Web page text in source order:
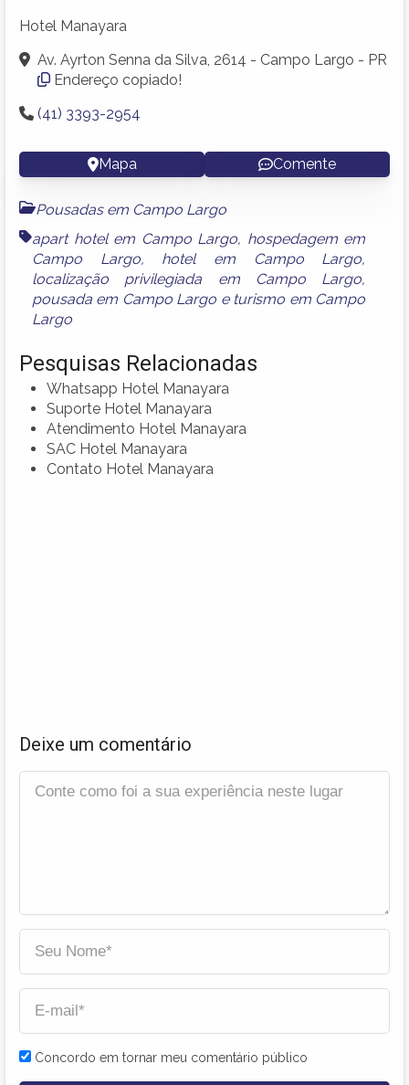
Hotel Manayara
Av. Ayrton Senna da Silva, 2614 - Campo Largo - PR
Endereço copiado!
(41) 3393-2954
Mapa Comente
Pousadas em Campo Largo
apart hotel em Campo Largo, hospedagem em
Campo Largo, hotel em Campo Largo,
localização privilegiada em Campo Largo,
pousada em Campo Largo e turismo em Campo
Largo
Pesquisas Relacionadas
Whatsapp Hotel Manayara
Suporte Hotel Manayara
Atendimento Hotel Manayara
SAC Hotel Manayara
Contato Hotel Manayara
Deixe um comentário
Concordo em tornar meu comentário público